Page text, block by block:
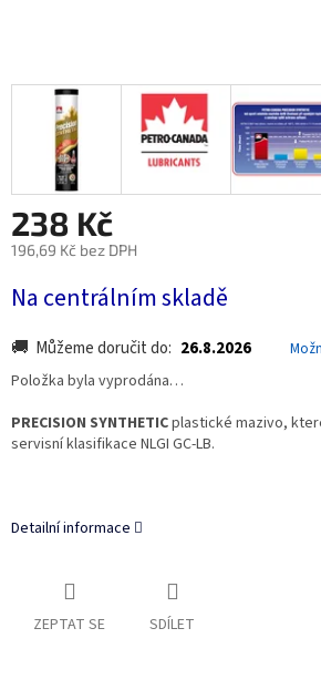
238 Kč
196,69 Kč bez DPH
cena:
Na centrálním skladě
Můžeme doručit do: 26.8.2026
Položka byla vyprodána…
PRECISION SYNTHETICplastické mazivo,
servisní klasifikace NLGI GC-LB.
Detailní informace
ZEPTAT SE SDÍLET